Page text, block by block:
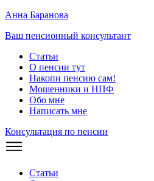
Анна Баранова
Ваш пенсионный консультант
Статьи
О пенсии тут
Накопи пенсию сам!
Мошенники и НПФ
Обо мне
Написать мне
Консультация по пенсии
Статьи